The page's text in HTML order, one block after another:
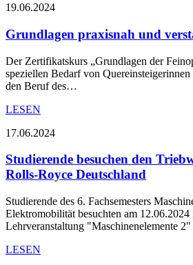
19.06.2024
Grundlagen praxisnah und
Der Zertifikatskurs „Grundlagen der
speziellen Bedarf von
den Beruf des…
LESEN
17.06.2024
Studierende besuchen den
Rolls-Royce Deutschland
Studierende des 6. Fachsemesters
Elektromobilität besuchten am 12.06.2024
Lehrveranstaltung "Maschinenelemente
LESEN